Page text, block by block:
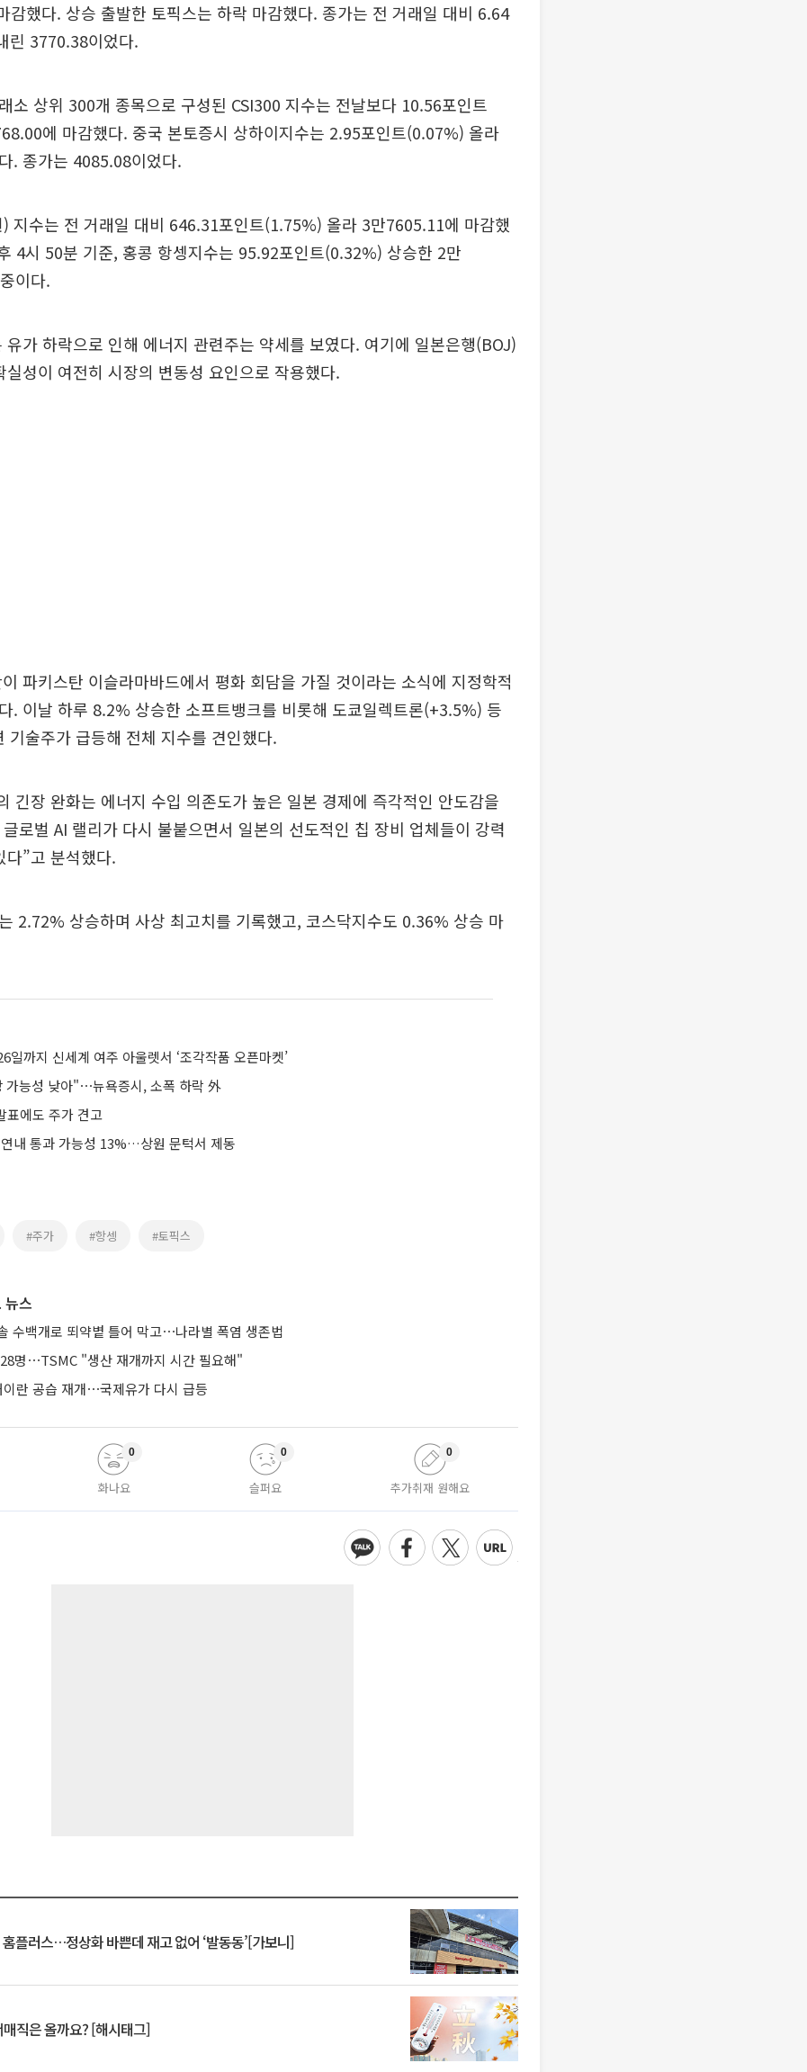
감했다. 상승 출발한 토픽스는 하락 마감했다. 종가는 전 거래일 대비 6.64
린 3770.38이었다.
소 상위 300개 종목으로 구성된 CSI300 지수는 전날보다 10.56포인트
에 마감했다. 중국 본토증시 상하이지수는 2.95포인트(0.07%) 올라
. 종가는 4085.08이었다.
지수는 전 거래일 대비 646.31포인트(1.75%) 올라 3만7605.11에 마감했
4시 50분 기준, 홍콩 항셍지수는 95.92포인트(0.32%) 상승한 2만
이다.
유가 하락으로 인해 에너지 관련주는 약세를 보였다. 여기에 일본은행(BOJ)
실성이 여전히 시장의 변동성 요인으로 작용했다.
파키스탄 이슬라마바드에서 평화 회담을 가질 것이라는 소식에 지정학적
. 이날 하루 8.2% 상승한 소프트뱅크를 비롯해 도쿄일렉트론(+3.5%) 등
기술주가 급등해 전체 지수를 견인했다.
긴장 완화는 에너지 수입 의존도가 높은 일본 경제에 즉각적인 안도감을
로벌 AI 랠리가 다시 불붙으면서 일본의 선도적인 칩 장비 업체들이 강력
다”고 분석했다.
2.72% 상승하며 사상 최고치를 기록했고, 코스닥지수도 0.36% 상승 마
일까지 신세계 여주 아울렛서 ‘조각작품 오픈마켓’
가능성 낮아"⋯뉴욕증시, 소폭 하락 外
표에도 주가 견고
내 통과 가능성 13%…상원 문턱서 제동
#주가 #항셍 #토픽스
뉴스
수백개로 뙤약볕 틀어 막고⋯나라별 폭염 생존법
명⋯TSMC "생산 재개까지 시간 필요해"
이란 공습 재개⋯국제유가 다시 급등
화나요
0
슬퍼요
0
추가취재 원해요
0
플러스…정상화 바쁜데 재고 없어 ‘발동동’[가보니]
직은 올까요? [해시태그]